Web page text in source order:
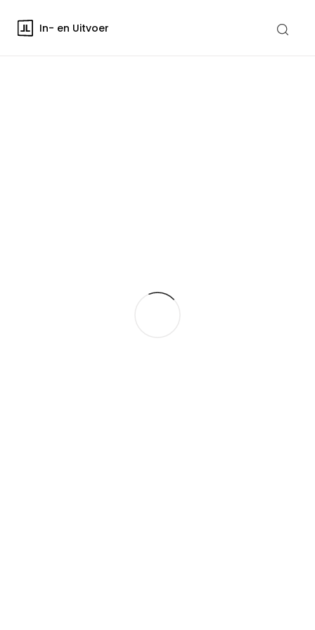
In- en Uitvoer